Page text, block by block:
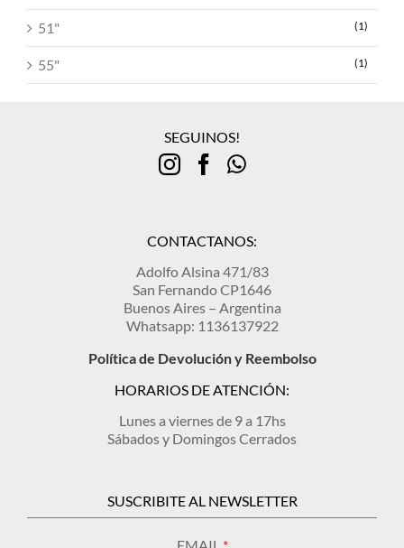
51" (1)
55" (1)
SEGUINOS!
CONTACTANOS:
Adolfo Alsina 471/83
San Fernando CP1646
Buenos Aires – Argentina
Whatsapp: 1136137922
Política de Devolución y Reembolso
HORARIOS DE ATENCIÓN:
Lunes a viernes de 9 a 17hs
Sábados y Domingos Cerrados
SUSCRIBITE AL NEWSLETTER
EMAIL